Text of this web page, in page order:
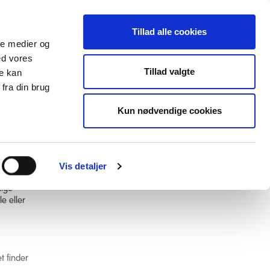
medier og
vores
kan
din brug
Vis detaljer
Tillad alle cookies
Tillad valgte
Kun nødvendige cookies
Viden om
eller
finder